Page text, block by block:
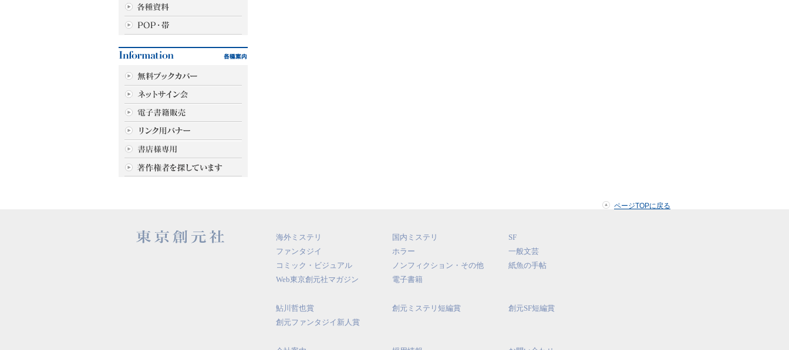
ページTOPに戻る
海外ミステリ 国内ミステリ
SF
ファンタジイ
ホラー
一般文芸
コミック・ビジュアル
ノンフィクション・その他
紙魚の手帖
Web東京創元社マガジン
電子書籍
鮎川哲也賞 創元ミステリ短編賞
創元SF短編賞
創元ファンタジイ新人賞